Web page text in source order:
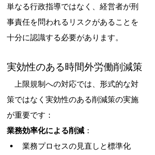
単なる行政指導ではなく、経営者が刑
事責任を問われるリスクがあることを
十分に認識する必要があります。
実効性のある時間外労働削減策
上限規制への対応では、形式的な対
策ではなく実効性のある削減策の実施
が重要です：
業務効率化による削減 ：
業務プロセスの見直しと標準化